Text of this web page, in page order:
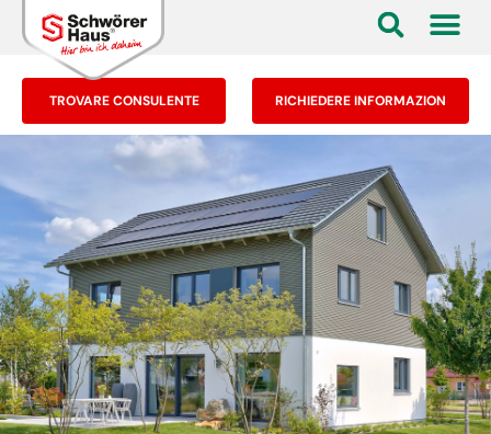
TROVARE CONSULENTE RICHIEDERE INFORMAZION